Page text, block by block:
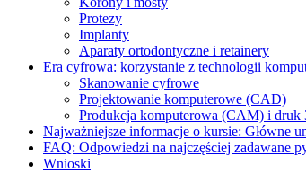
Protezy
Implanty
Aparaty ortodontyczne i retainery
Era cyfrowa: korzystanie z technologii
Skanowanie cyfrowe
Projektowanie komputerowe (CAD)
Produkcja komputerowa (CAM) i druk
Najważniejsze informacje o kursie: Główne
FAQ: Odpowiedzi na najczęściej zadawane
Wnioski